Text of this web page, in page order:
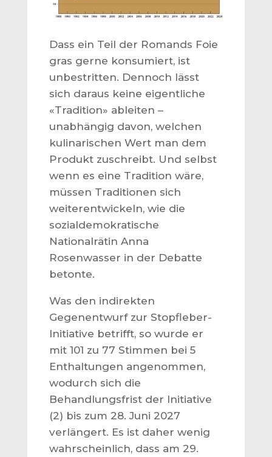
Dass ein Teil der Romands Foie
gras gerne konsumiert, ist
unbestritten. Dennoch lässt
sich daraus keine eigentliche
«Tradition» ableiten –
unabhängig davon, welchen
kulinarischen Wert man dem
Produkt zuschreibt. Und selbst
wenn es eine Tradition wäre,
müssen Traditionen sich
weiterentwickeln, wie die
sozialdemokratische
Nationalrätin Anna
Rosenwasser in der Debatte
betonte.
Was den indirekten
Gegenentwurf zur Stopfleber-
Initiative betrifft, so wurde er
mit 101 zu 77 Stimmen bei 5
Enthaltungen angenommen,
wodurch sich die
Behandlungsfrist der Initiative
(2) bis zum 28. Juni 2027
verlängert. Es ist daher wenig
wahrscheinlich, dass am 29.